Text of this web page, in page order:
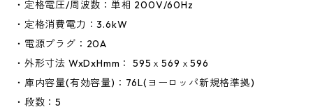
・定格電圧/周波数：単相 200V/60Hz
・定格消費電力：3.6kW
・電源プラグ：20A
・外形寸法 WxDxHmm： 595ｘ569ｘ596
・庫内容量(有効容量)：76L(ヨーロッパ新規格準拠)
・段数：5